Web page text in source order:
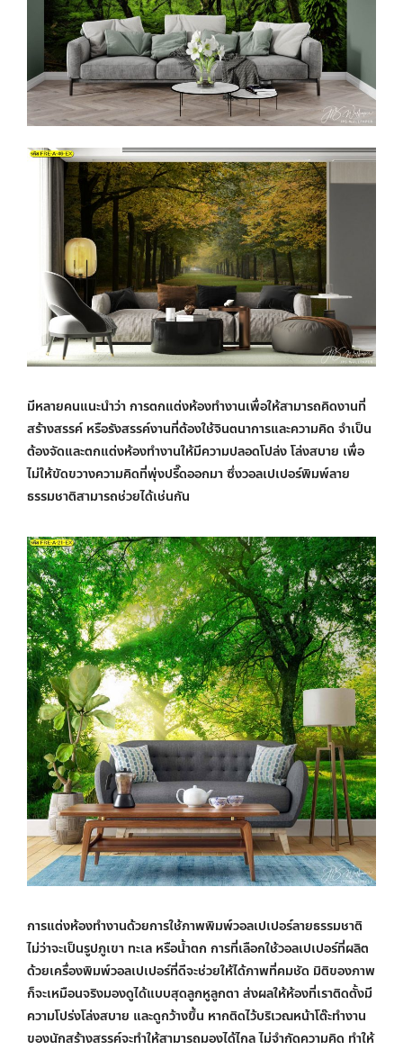
มีหลายคนแนะนำว่า การตกแต่งห้องทำงานเพื่อให้สามารถคิดงานที่
สร้างสรรค์ หรือรังสรรค์งานที่ต้องใช้จินตนาการและความคิด จำเป็น
ต้องจัดและตกแต่งห้องทำงานให้มีความปลอดโปล่ง โล่งสบาย เพื่อ
ไม่ให้ขัดขวางความคิดที่พุ่งปรี๊ดออกมา ซึ่งวอลเปเปอร์พิมพ์ลาย
ธรรมชาติสามารถช่วยได้เช่นกัน
การแต่งห้องทำงานด้วยการใช้ภาพพิมพ์วอลเปเปอร์ลายธรรมชาติ
ไม่ว่าจะเป็นรูปภูเขา ทะเล หรือน้ำตก การที่เลือกใช้วอลเปเปอร์ที่ผลิต
ด้วยเครื่องพิมพ์วอลเปเปอร์ที่ดีจะช่วยให้ได้ภาพที่คมชัด มิติของภาพ
ก็จะเหมือนจริงมองดูได้แบบสุดลูกหูลูกตา ส่งผลให้ห้องที่เราติดตั้งมี
ความโปร่งโล่งสบาย และดูกว้างขึ้น หากติดไว้บริเวณหน้าโต๊ะทำงาน
ของนักสร้างสรรค์จะทำให้สามารถมองได้ไกล ไม่จำกัดความคิด ทำให้